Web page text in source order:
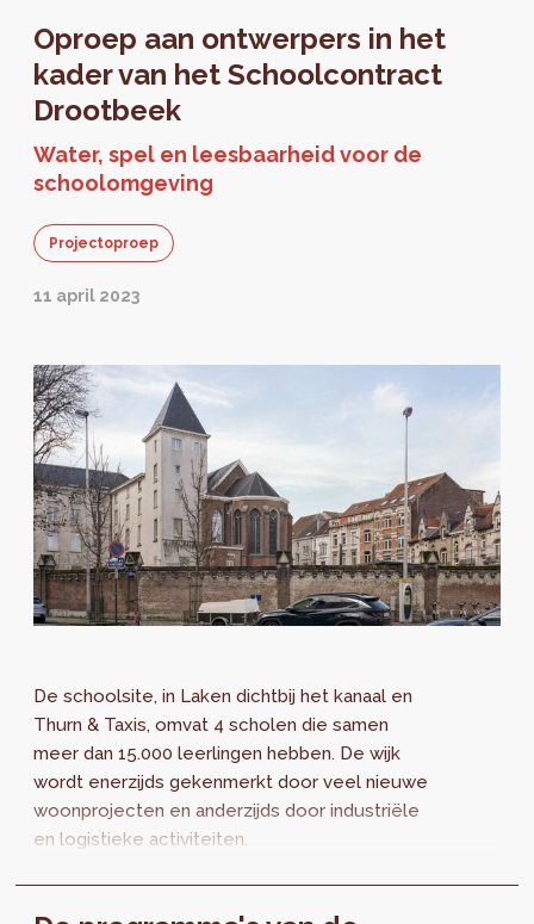
Oproep aan ontwerpers in het
kader van het Schoolcontract
Drootbeek
Water, spel en leesbaarheid voor de
schoolomgeving
Projectoproep
11 april 2023
De schoolsite, in Laken dichtbij het kanaal en
Thurn & Taxis, omvat 4 scholen die samen
meer dan 15.000 leerlingen hebben. De wijk
wordt enerzijds gekenmerkt door veel nieuwe
woonprojecten en anderzijds door industriële
en logistieke activiteiten.